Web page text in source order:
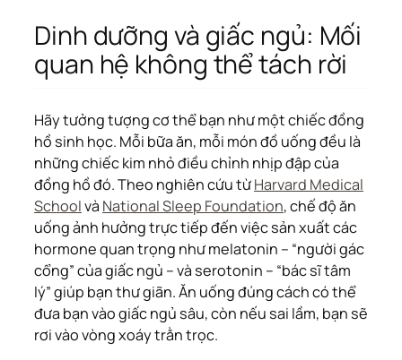
Dinh dưỡng và giấc ngủ: Mối
quan hệ không thể tách rời
Hãy tưởng tượng cơ thể bạn như một chiếc đồng
hồ sinh học. Mỗi bữa ăn, mỗi món đồ uống đều là
những chiếc kim nhỏ điều chỉnh nhịp đập của
đồng hồ đó. Theo nghiên cứu từHarvard Medical
Schoolvà National Sleep Foundation, chế độ ăn
uống ảnh hưởng trực tiếp đến việc sản xuất các
hormone quan trọng như melatonin – “người gác
cổng” của giấc ngủ – và serotonin – “bác sĩ tâm
lý” giúp bạn thư giãn. Ăn uống đúng cách có thể
đưa bạn vào giấc ngủ sâu, còn nếu sai lầm, bạn sẽ
rơi vào vòng xoáy trằn trọc.